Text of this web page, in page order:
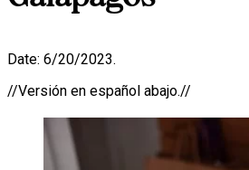
Date: 6/20/2023.
//Versión en español abajo.//